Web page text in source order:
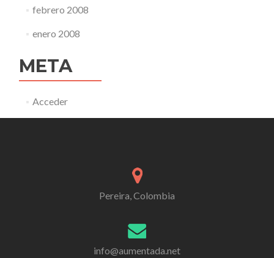
febrero 2008
enero 2008
META
Acceder
Pereira, Colombia
info@aumentada.net